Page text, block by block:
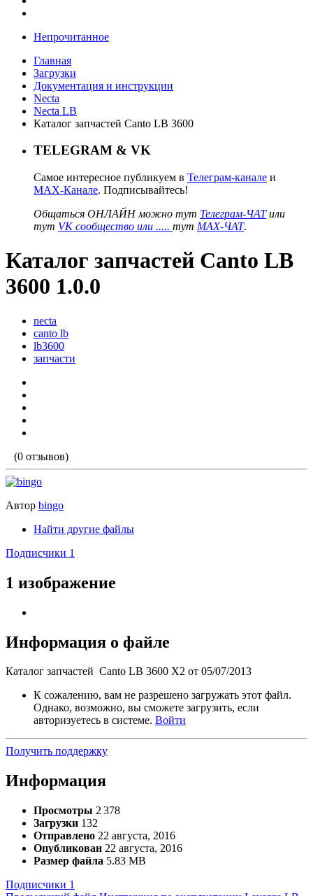
Непрочитанное
Главная
Загрузки
Документация и инструкции
Necta
Necta LB
Каталог запчастей Canto LB 3600
TELEGRAM & VK
Самое интересное публикуем в Телеграм-канале и
MAX-Канале. Подписывайтесь!
Общаться ОНЛАЙН можно тут Телеграм-ЧАТили
тут VK сообщество или ..... тут MAX-ЧАТ.
Каталог запчастей Canto LB
3600 1.0.0
necta
canto lb
lb3600
запчасти
(0 отзывов)
Автор bingo
Найти другие файлы
Подписчики 1
1 изображение
Информация о файле
Каталог запчастей Canto LB 3600 X2 от 05/07/2013
К сожалению, вам не разрешено загружать этот файл.
Однако, возможно, вы сможете загрузить, если
авторизуетесь в системе. Войти
Получить поддержку
Информация
Просмотры 2 378
Загрузки 132
Отправлено 22 августа, 2016
Опубликован 22 августа, 2016
Размер файла 5.83 MB
Подписчики 1